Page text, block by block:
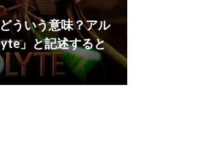
ういう意味？アル
」と記述すると